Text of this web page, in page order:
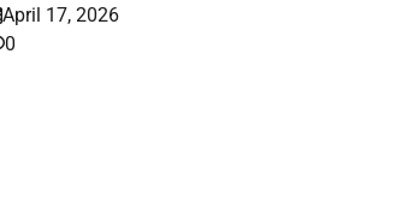
April 17, 2026
0